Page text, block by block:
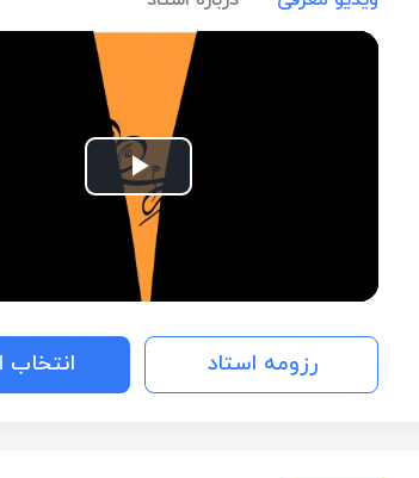
Play
Video
رزومه استاد انتخاب